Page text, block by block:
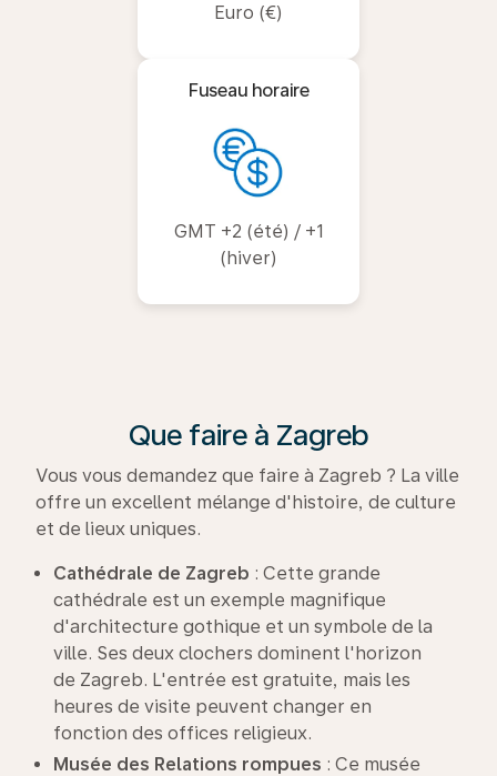
Euro (€)
Fuseau horaire
GMT +2 (été) / +1
(hiver)
Que faire à Zagreb
Vous vous demandez que faire à Zagreb ? La ville
offre un excellent mélange d'histoire, de culture
et de lieux uniques.
Cathédrale de Zagreb : Cette grande
cathédrale est un exemple magnifique
d'architecture gothique et un symbole de la
ville. Ses deux clochers dominent l'horizon
de Zagreb. L'entrée est gratuite, mais les
heures de visite peuvent changer en
fonction des offices religieux.
Musée des Relations rompues : Ce musée